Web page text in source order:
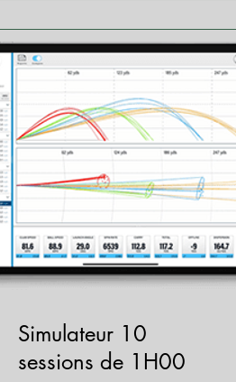
Simulateur 10
sessions de 1H00